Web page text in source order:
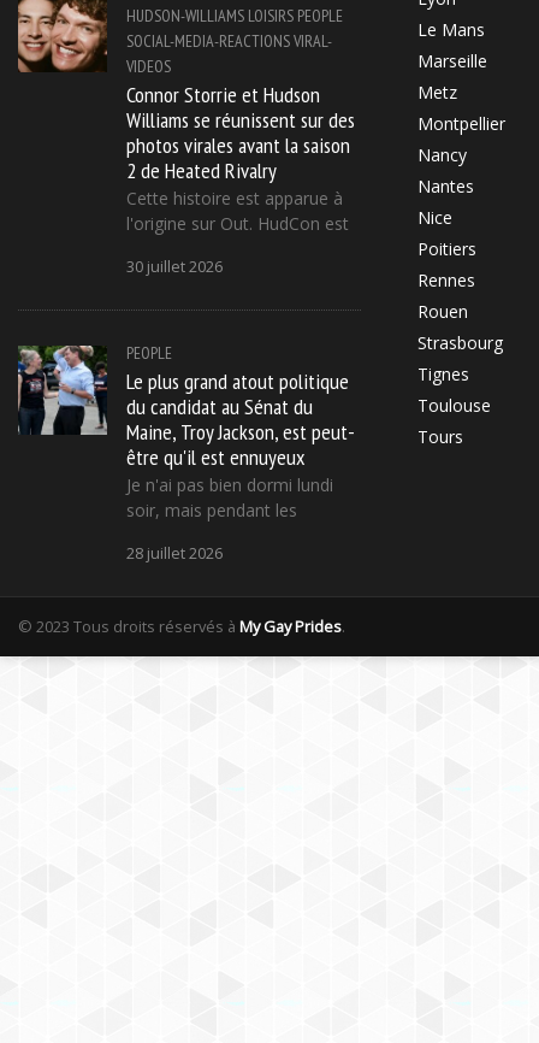
HUDSON-WILLIAMS LOISIRS PEOPLE
SOCIAL-MEDIA-REACTIONSVIRAL-
VIDEOS
Connor Storrie et Hudson
Williams se réunissent sur des
photos virales avant la saison
2 de Heated Rivalry
Cette histoire est apparue à
l'origine sur Out. HudCon est
30 juillet 2026
PEOPLE
Le plus grand atout politique
du candidat au Sénat du
Maine, Troy Jackson, est peut-
être qu'il est ennuyeux
Je n'ai pas bien dormi lundi
soir, mais pendant les
28 juillet 2026
Le Mans
Marseille
Metz
Montpellier
Nancy
Nantes
Nice
Poitiers
Rennes
Rouen
Strasbourg
Tignes
Toulouse
Tours
© 2023 Tous droits réservés à My Gay Prides.